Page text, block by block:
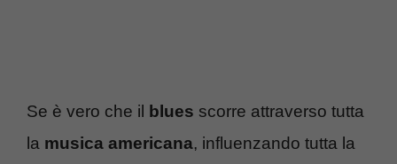
Se è vero che il blues scorre attraverso tutta
la musica americana, influenzando tutta la